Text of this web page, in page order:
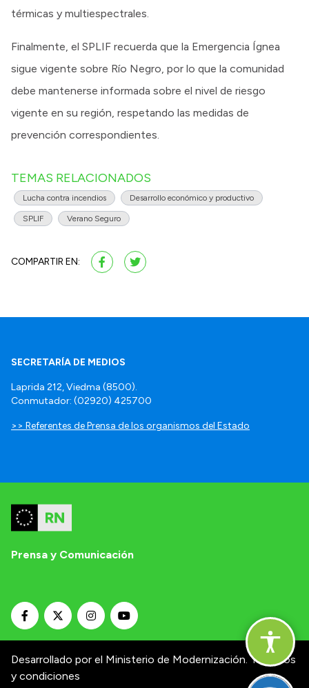
térmicas y multiespectrales.
Finalmente, el SPLIF recuerda que la Emergencia Ígnea
sigue vigente sobre Río Negro, por lo que la comunidad
debe mantenerse informada sobre el nivel de riesgo
vigente en su región, respetando las medidas de
prevención correspondientes.
TEMAS RELACIONADOS
Lucha contra incendios Desarrollo económico y productivo
SPLIF Verano Seguro
COMPARTIR EN:
SECRETARÍA DE MEDIOS
Laprida 212, Viedma (8500).
Conmutador: (02920) 425700
>> Referentes de Prensa de los organismos del Estado
Prensa y Comunicación
Desarrollado por el Ministerio de Modernización. Términos
y condiciones